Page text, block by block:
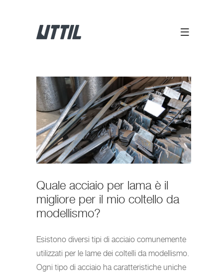
Quale acciaio per lama è il
migliore per il mio coltello da
modellismo?
Esistono diversi tipi di acciaio comunemente
utilizzati per le lame dei coltelli da modellismo.
Ogni tipo di acciaio ha caratteristiche uniche